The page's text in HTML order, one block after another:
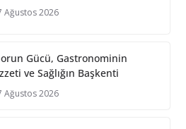
Ağustos 2026
Gücü, Gastronominin
ve Sağlığın Başkenti
Ağustos 2026